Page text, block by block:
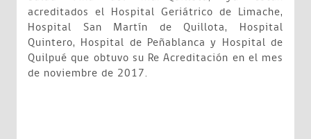
acreditados el Hospital Geriátrico de Limache,
Hospital San Martín de Quillota, Hospital
Quintero, Hospital de Peñablanca y Hospital de
Quilpué que obtuvo su Re Acreditación en el mes
de noviembre de 2017.